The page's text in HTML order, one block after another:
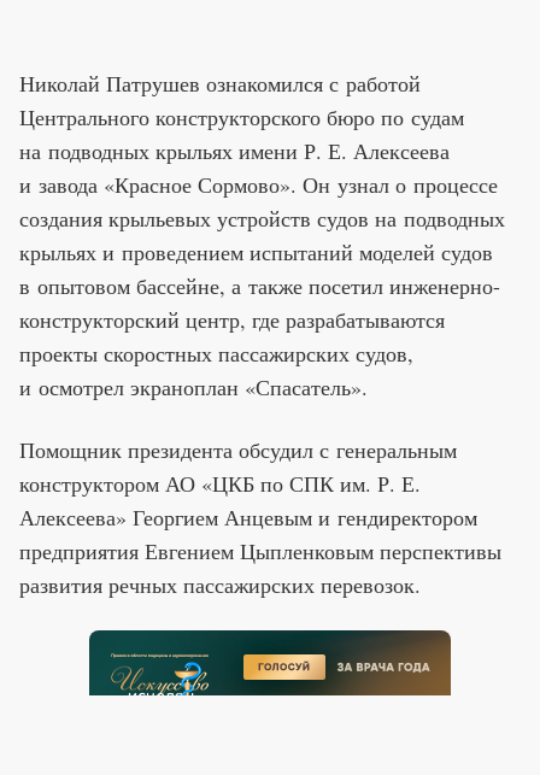
Николай Патрушев ознакомился с работой
Центрального конструкторского бюро по судам
на подводных крыльях имени Р. Е. Алексеева
и завода «Красное Сормово». Он узнал о процессе
создания крыльевых устройств судов на подводных
крыльях и проведением испытаний моделей судов
в опытовом бассейне, а также посетил инженерно-
конструкторский центр, где разрабатываются
проекты скоростных пассажирских судов,
и осмотрел экраноплан «Спасатель».
Помощник президента обсудил с генеральным
конструктором АО «ЦКБ по СПК им. Р. Е.
Алексеева» Георгием Анцевым и гендиректором
предприятия Евгением Цыпленковым перспективы
развития речных пассажирских перевозок.